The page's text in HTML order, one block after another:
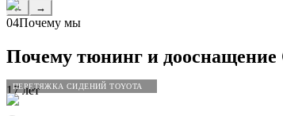
ПЕРЕТЯЖКА СИДЕНИЙ TOYOTA
← →
04Почему мы
Почему тюнинг и дооснащение
17 лет